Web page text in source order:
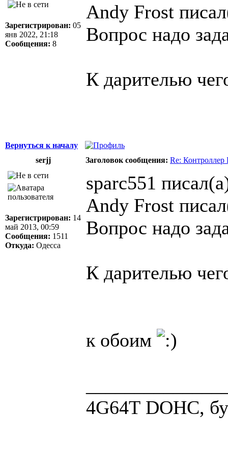
Зарегистрирован: 05
янв 2022, 21:18
Сообщения: 8
Andy Frost
Вопрос надо
К дарителью
Вернуться к началу
serjj
Заголовок сообщения: Re:
Зарегистрирован: 14
май 2013, 00:59
Сообщения: 1511
Откуда: Одесса
sparc551
Andy Frost
Вопрос надо
К дарителью
к обоим
4G64Т DOHC,